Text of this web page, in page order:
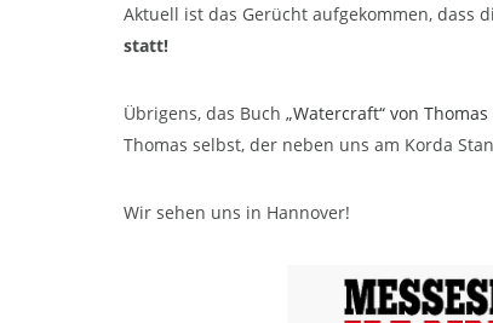
Aktuell ist das Gerücht aufgekommen, dass
statt!
Übrigens, das Buch „Watercraft“ von Thomas
Thomas selbst, der neben uns am Korda
Wir sehen uns in Hannover!